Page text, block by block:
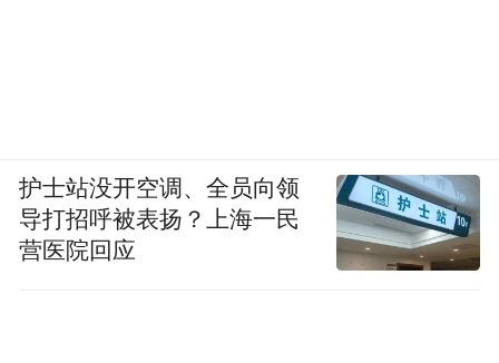
护士站没开空调、全员向领
导打招呼被表扬？上海一民
营医院回应